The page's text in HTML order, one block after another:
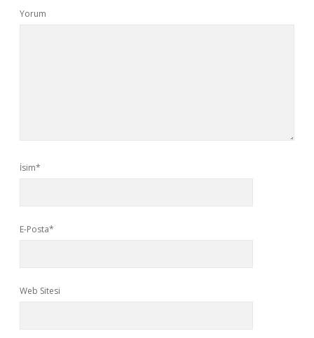
Yorum
İsim*
E-Posta*
Web Sitesi